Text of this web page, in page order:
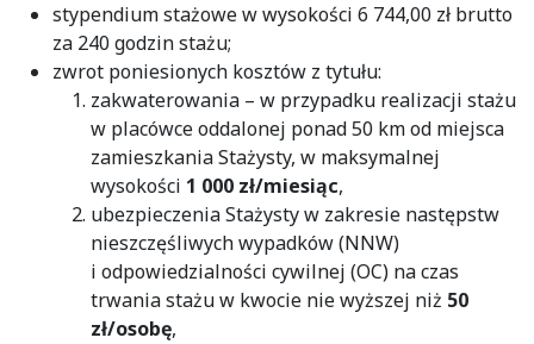
stypendium stażowe w wysokości 6 744,00 zł brutto
za 240 godzin stażu;
zwrot poniesionych kosztów z tytułu:
zakwaterowania – w przypadku realizacji stażu
w placówce oddalonej ponad 50 km od miejsca
zamieszkania Stażysty, w maksymalnej
wysokości 1 000 zł/miesiąc,
ubezpieczenia Stażysty w zakresie następstw
nieszczęśliwych wypadków (NNW)
i odpowiedzialności cywilnej (OC) na czas
trwania stażu w kwocie nie wyższej niż 50
zł/osobę,